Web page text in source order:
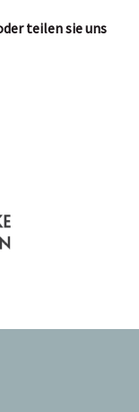
teilen sie uns